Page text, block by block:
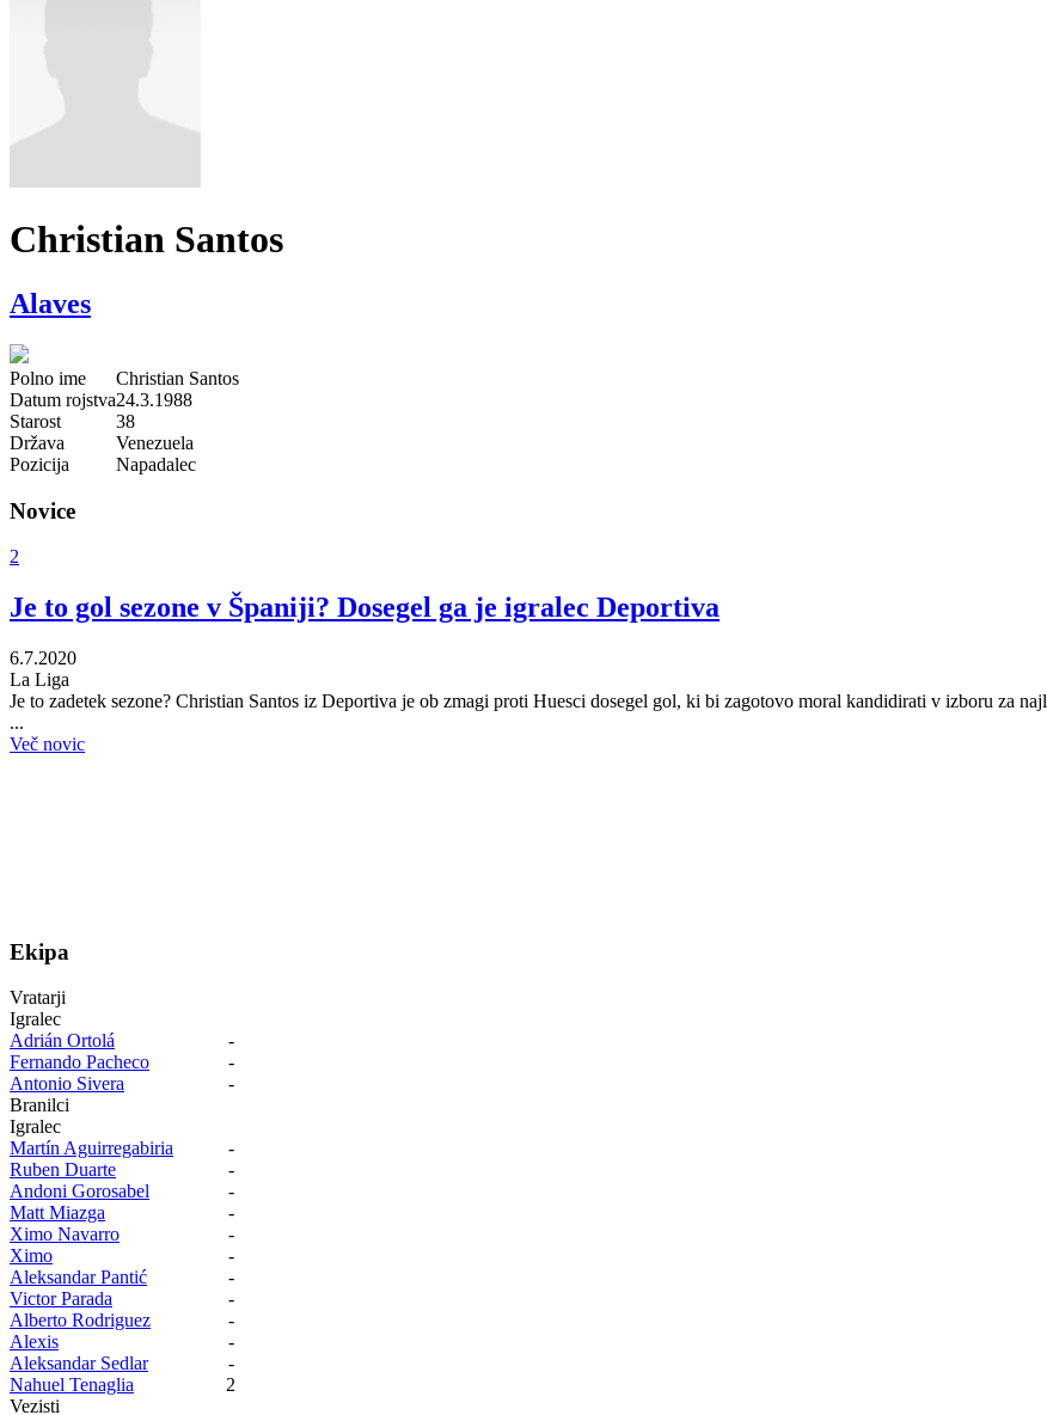
Christian Santos
Alaves
Polno ime
Christian Santos
Datum rojstva24.3.1988
Starost
38
Država
Venezuela
Pozicija
Napadalec
Novice
2
Je to gol sezone v Španiji? Dosegel ga je igralec Deportiva
6.7.2020
La Liga
Je to zadetek sezone? Christian Santos iz Deportiva je ob zmagi proti Huesci dosegel gol, ki bi zagotovo moral kandidirati v izboru za
...
Več novic
Ekipa
Vratarji
Igralec
Adrián Ortolá
-
Fernando Pacheco
-
Antonio Sivera
-
Branilci
Igralec
Martín Aguirregabiria
-
Ruben Duarte
-
Andoni Gorosabel
-
Matt Miazga
-
Ximo Navarro
-
Ximo
-
Aleksandar Pantić
-
Victor Parada
-
Alberto Rodriguez
-
Alexis
-
Aleksandar Sedlar
-
Nahuel Tenaglia
2
Vezisti